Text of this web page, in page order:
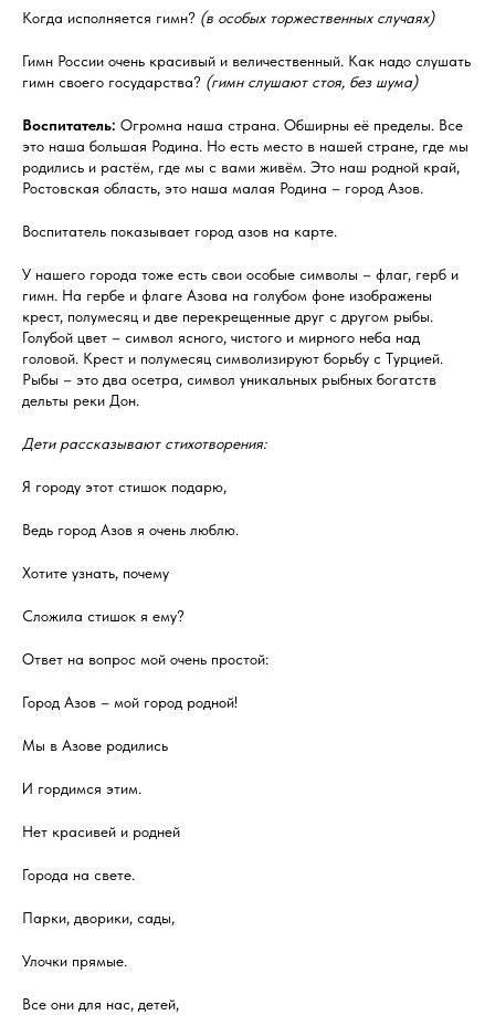
Когда исполняется гимн? (в особых торжественных случаях)
Гимн России очень красивый и величественный. Как надо слушать
гимн своего государства? (гимн слушают стоя, без шума)
Воспитатель: Огромна наша страна. Обширны её пределы. Все
это наша большая Родина. Но есть место в нашей стране, где мы
родились и растём, где мы с вами живём. Это наш родной край,
Ростовская область, это наша малая Родина – город Азов.
Воспитатель показывает город азов на карте.
У нашего города тоже есть свои особые символы – флаг, герб и
гимн. На гербе и флаге Азова на голубом фоне изображены
крест, полумесяц и две перекрещенные друг с другом рыбы.
Голубой цвет – символ ясного, чистого и мирного неба над
головой. Крест и полумесяц символизируют борьбу с Турцией.
Рыбы – это два осетра, символ уникальных рыбных богатств
дельты реки Дон.
Дети рассказывают стихотворения:
Я городу этот стишок подарю,
Ведь город Азов я очень люблю.
Хотите узнать, почему
Сложила стишок я ему?
Ответ на вопрос мой очень простой:
Город Азов – мой город родной!
Мы в Азове родились
И гордимся этим.
Нет красивей и родней
Города на свете.
Парки, дворики, сады,
Улочки прямые.
Все они для нас, детей,